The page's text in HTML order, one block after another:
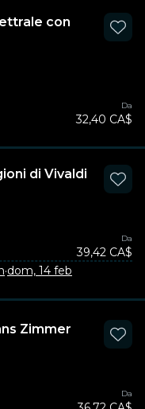
con
Da
32,40 CA$
di Vivaldi
Da
39,42 CA$
·dom, 14 feb
Zimmer
Da